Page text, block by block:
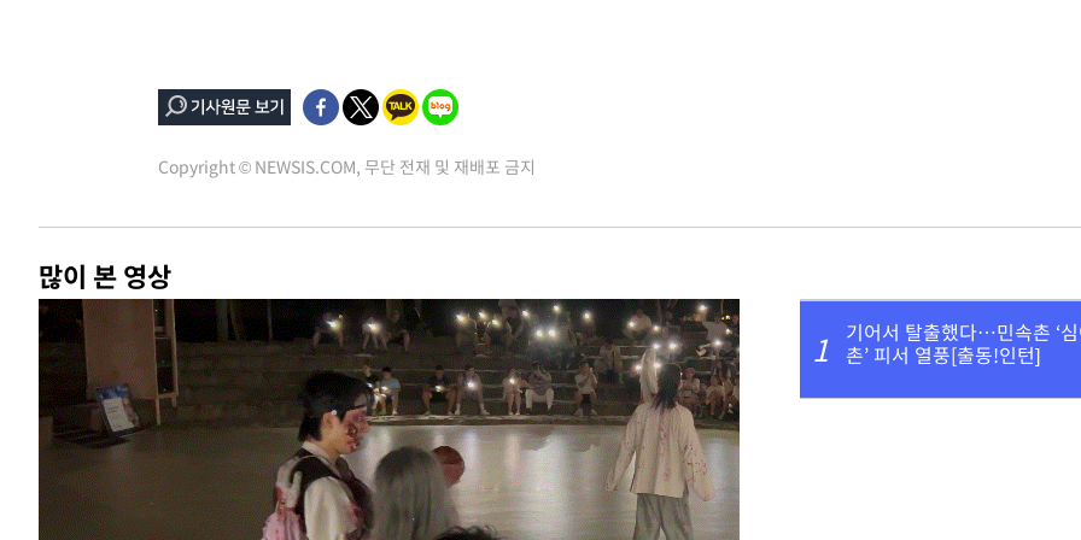
Copyright © NEWSIS.COM, 무단 전재 및 재배포 금지
많이 본 영상
1 기어서 탈출했다…민속촌 ‘
촌’ 피서 열풍[출동!인턴]